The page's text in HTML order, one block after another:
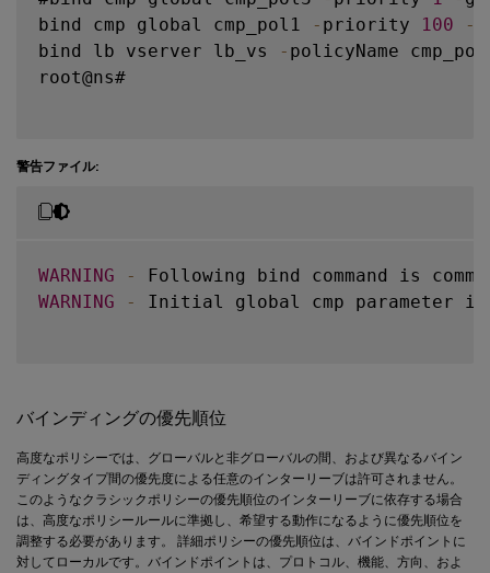
bind cmp global cmp_pol1
- priority 100 -
bind lb vserver lb_vs
- policyName
root@ns#
警告ファイル:
WARNING -
Following bind command is
WARNING
- Initial global cmp parameter
バインディングの優先順位
高度なポリシーでは、グローバルと非グローバルの間、および異なるバイン
ディングタイプ間の優先度による任意のインターリーブは許可されません。
このようなクラシックポリシーの優先順位のインターリーブに依存する場合
は、高度なポリシールールに準拠し、希望する動作になるように優先順位を
調整する必要があります。 詳細ポリシーの優先順位は、バインドポイントに
対してローカルです。バインドポイントは、プロトコル、機能、方向、およ